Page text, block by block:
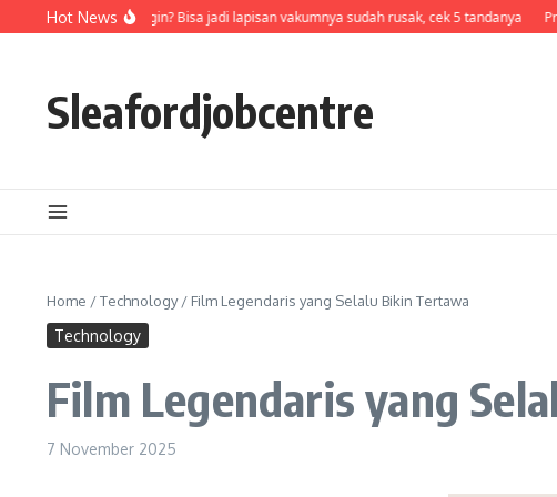
Skip to content
Hot News
termos cepat dingin? Bisa jadi lapisan vakumnya sudah rusak, cek 5 tandanya Profil,
Sleafordjobcentre
Home /Technology/ Film Legendaris yang Selalu Bikin Tertawa
Technology
Film Legendaris yang
7 November 2025